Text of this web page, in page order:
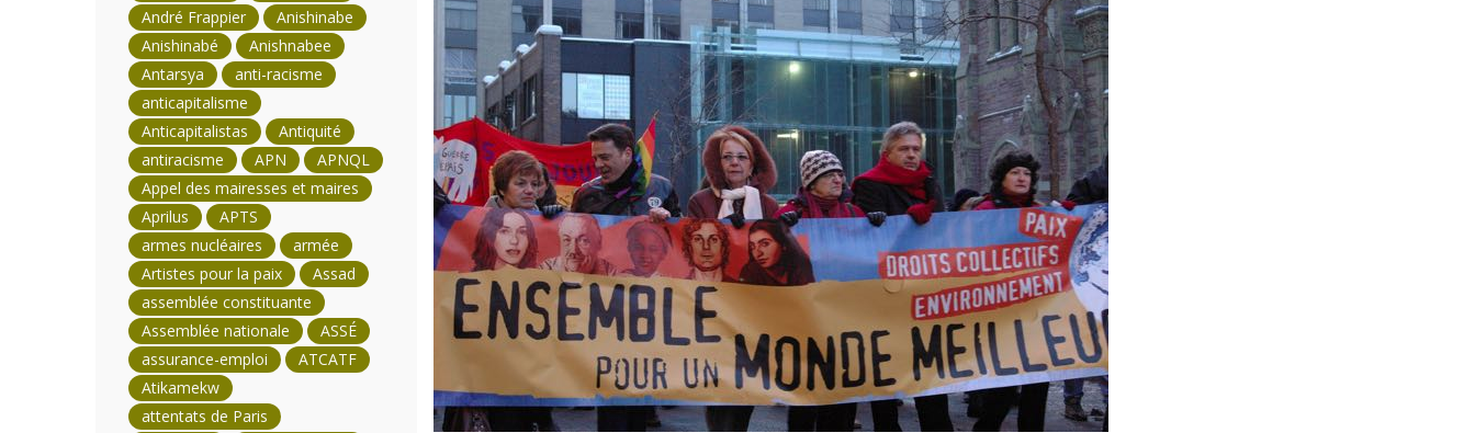
André Frappier
Anishinabe
Anishinabé
Anishnabee
Antarsya
anti-racisme
anticapitalisme
Anticapitalistas
Antiquité
antiracisme
APN
APNQL
Appel des mairesses et maires
Aprilus
APTS
armes nucléaires
armée
Artistes pour la paix
Assad
assemblée constituante
Assemblée nationale
ASSÉ
assurance-emploi
ATCATF
Atikamekw
attentats de Paris